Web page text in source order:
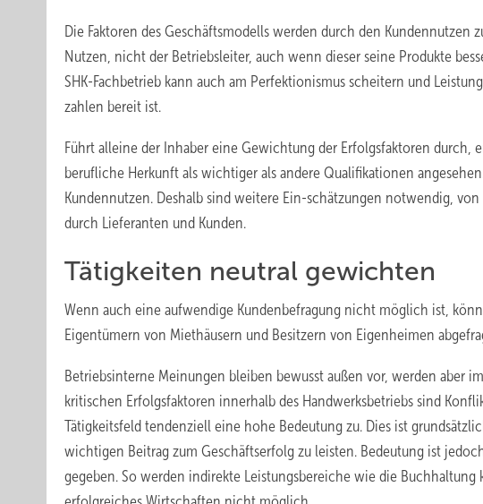
Die Faktoren des Geschäftsmodells werden durch den Kundennutzen
Nutzen, nicht der Betriebsleiter, auch wenn dieser seine Produkte
SHK-Fachbetrieb kann auch am Perfektionismus scheitern und
zahlen bereit ist.
Führt alleine der Inhaber eine Gewichtung der Erfolgsfaktoren durch,
berufliche Herkunft als wichtiger als andere Qualifikationen
Kundennutzen. Deshalb sind weitere Ein-schätzungen notwendig,
durch Lieferanten und Kunden.
Tätigkeiten neutral gewichten
Wenn auch eine aufwendige Kundenbefragung nicht möglich ist,
Eigentümern von Miethäusern und Besitzern von Eigenheimen
Betriebsinterne Meinungen bleiben bewusst außen vor, werden aber
kritischen Erfolgsfaktoren innerhalb des Handwerksbetriebs sind
Tätigkeitsfeld tendenziell eine hohe Bedeutung zu. Dies ist
wichtigen Beitrag zum Geschäftserfolg zu leisten. Bedeutung ist
gegeben. So werden indirekte Leistungsbereiche wie die